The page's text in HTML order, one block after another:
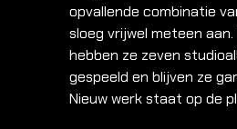
opvallende combinatie
sloeg vrijwel meteen
hebben ze zeven
gespeeld en blijven ze
Nieuw werk staat op de